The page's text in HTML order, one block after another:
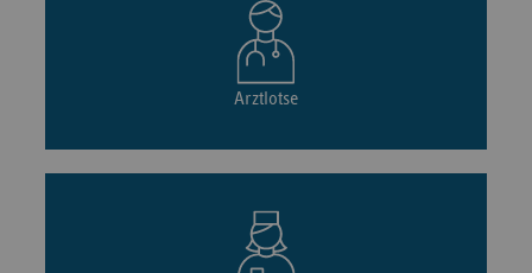
Arztlotse